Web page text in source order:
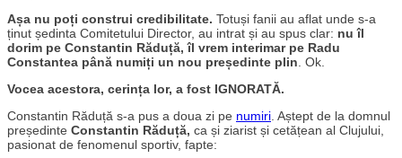
Așa nu poți construi credibilitate. Totuși fanii au aflat unde s-a
ținut ședinta Comitetului Director, au intrat și au spus clar: nu îl
dorim pe Constantin Răduță, îl vrem interimar pe Radu
Constantea până numiți un nou președinte plin . Ok.
Vocea acestora, cerința lor, a fost IGNORATĂ.
Constantin Răduță s-a pus a doua zi pe numiri . Aștept de la domnul
președinte Constantin Răduță, ca și ziarist și cetățean al Clujului,
pasionat de fenomenul sportiv, fapte: